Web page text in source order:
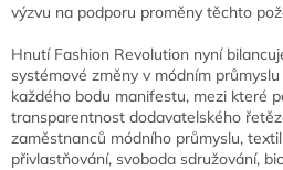
výzvu na podporu proměny těchto
Hnutí Fashion Revolution nyní
systémové změny v módním
každého bodu manifestu, mezi které
transparentnost dodavatelského
zaměstnanců módního průmyslu,
přivlastňování, svoboda sdružování,